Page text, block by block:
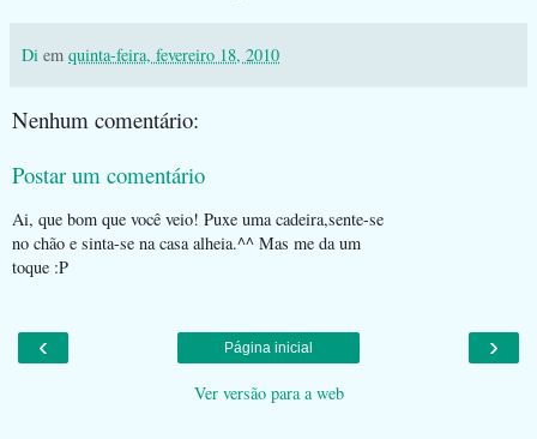
Di em quinta-feira, fevereiro 18, 2010
Nenhum comentário:
Postar um comentário
Ai, que bom que você veio! Puxe uma cadeira,sente-se
no chão e sinta-se na casa alheia.^^ Mas me da um
toque :P
‹ ›
Página inicial
Ver versão para a web